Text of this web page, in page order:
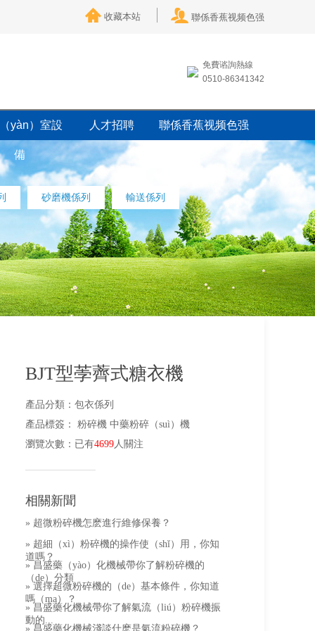
收藏本站 聯係香蕉视频色强
免費谘詢熱線
0510-86341342
yàn）室設
備
人才招聘 聯係香蕉视频色强
砂磨機係列 輸送係列
BJT型荸薺式糖衣機
產品分類 ： 包衣係列
產品標簽 ： 粉碎機 中藥粉碎（suì）機
瀏覽次數 ： 已有4699人關注
相關新聞
» 超微粉碎機怎麽進行維修保養？
» 超細（xì）粉碎機的操作使（shǐ）用，你知
道嗎？
» 昌盛藥（yào）化機械帶你了解粉碎機的
（de）分類
» 選擇超微粉碎機的（de）基本條件，你知道
嗎（ma）？
» 昌盛藥化機械帶你了解氣流（liú）粉碎機振
動的...
» 昌盛藥化機械淺談什麽是氣流粉碎機？